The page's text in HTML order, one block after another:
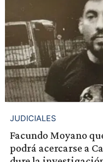
JUDICIALES
Facundo Moyano
podrá acercarse a